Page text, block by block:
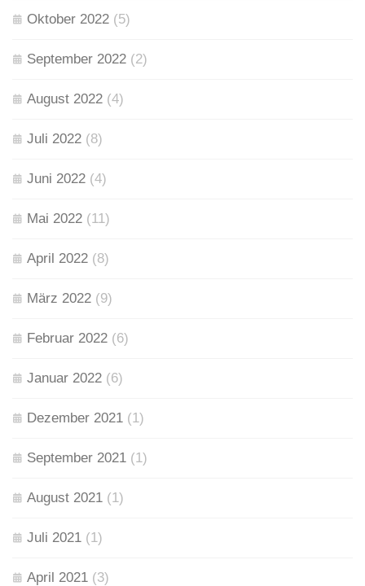
Oktober 2022 (5)
September 2022 (2)
August 2022 (4)
Juli 2022 (8)
Juni 2022 (4)
Mai 2022 (11)
April 2022 (8)
März 2022 (9)
Februar 2022 (6)
Januar 2022 (6)
Dezember 2021 (1)
September 2021 (1)
August 2021 (1)
Juli 2021 (1)
April 2021 (3)